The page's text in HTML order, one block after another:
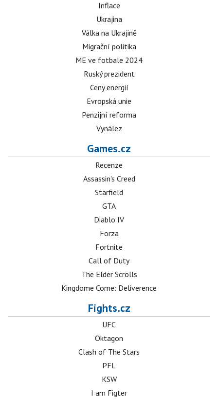
Inflace
Ukrajina
Válka na Ukrajině
Migrační politika
ME ve fotbale 2024
Ruský prezident
Ceny energií
Evropská unie
Penzijní reforma
Vynález
Games.cz
Recenze
Assassin's Creed
Starfield
GTA
Diablo IV
Forza
Fortnite
Call of Duty
The Elder Scrolls
Kingdome Come: Deliverence
Fights.cz
UFC
Oktagon
Clash of The Stars
PFL
KSW
I am Figter